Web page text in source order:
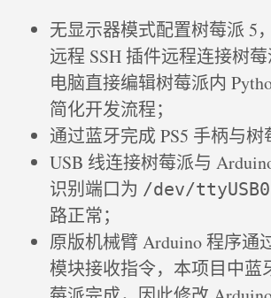
无显示器模式配置树莓派 5
远程 SSH 插件远程连接树
电脑直接编辑树莓派内
简化开发流程；
通过蓝牙完成 PS5 手柄与树
USB 线连接树莓派与
识别端口为 /dev/ttyUSB0
路正常；
原版机械臂 Arduino 程序通
模块接收指令，本项目中蓝